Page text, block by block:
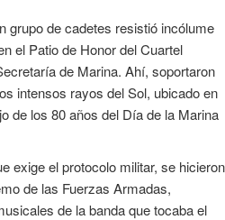
grupo de cadetes resistió incólume
el Patio de Honor del Cuartel
de Marina. Ahí, soportaron
intensos rayos del Sol, ubicado en
de los 80 años del Día de la Marina
exige el protocolo militar, se hicieron
de las Fuerzas Armadas,
de la banda que tocaba el